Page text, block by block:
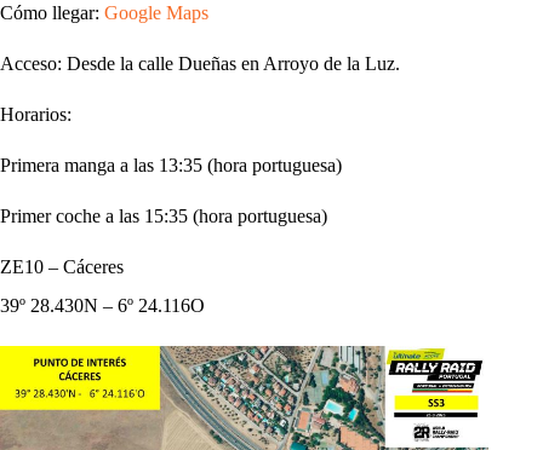
Cómo llegar: Google Maps
Acceso: Desde la calle Dueñas en Arroyo de la Luz.
Horarios:
Primera manga a las 13:35 (hora portuguesa)
Primer coche a las 15:35 (hora portuguesa)
ZE10 – Cáceres
39º 28.430N – 6º 24.116O